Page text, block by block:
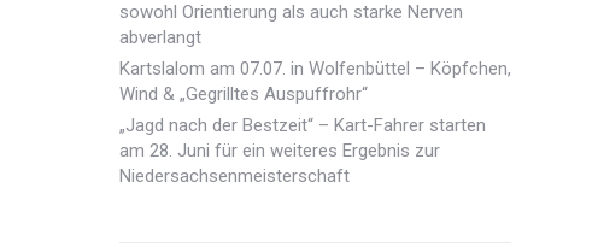
sowohl Orientierung als auch starke Nerven
abverlangt
Kartslalom am 07.07. in Wolfenbüttel – Köpfchen,
Wind & „Gegrilltes Auspuffrohr“
„Jagd nach der Bestzeit“ – Kart-Fahrer starten
am 28. Juni für ein weiteres Ergebnis zur
Niedersachsenmeisterschaft